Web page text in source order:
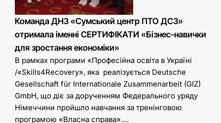
Команда ДНЗ «Сумський центр ПТО ДСЗ»
отримала іменні СЕРТИФІКАТИ «Бізнес-навички
для зростання економіки»
В рамках програми «Професійна освіта в Україні
/«Skills4Recovery», яка реалізується Deutsche
Gesellschaft für Internationale Zusammenarbeit (GIZ)
GmbH, що діє за дорученням Федерального уряду
Німеччини пройшло навчання за тренінговою
програмою «Власна справа»....